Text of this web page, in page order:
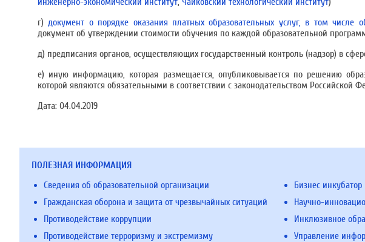
г)документ о порядке оказания платных образовательных услуг, в том числе
документ об утверждении стоимости обучения по каждой образовательной
д) предписания органов, осуществляющих государственный контроль (надзор) в
е) иную информацию, которая размещается, опубликовывается по решению
которой являются обязательными в соответствии с законодательством Российской
Дата: 04.04.2019
ПОЛЕЗНАЯ ИНФОРМАЦИЯ
Сведения об образовательной организации
Гражданская оборона и защита от чрезвычайных ситуаций
Противодействие коррупции
Противодействие терроризму и экстремизму
Бизнес инкубатор
Научно-
Инклюзивное
Управление